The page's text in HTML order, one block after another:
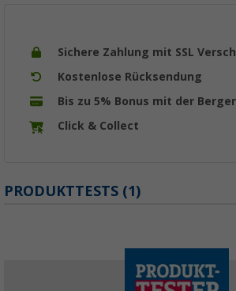
Sichere Zahlung mit SSL
Kostenlose Rücksendung
Bis zu 5% Bonus mit der
Click & Collect
PRODUKTTESTS (1)